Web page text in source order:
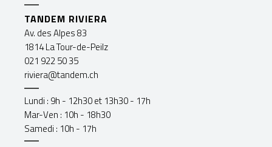
TANDEM RIVIERA
Av. des Alpes 83
1814 La Tour-de-Peilz
021 922 50 35
riviera@tandem.ch
Lundi : 9h - 12h30 et 13h30 - 17h
Mar-Ven : 10h - 18h30
Samedi : 10h - 17h